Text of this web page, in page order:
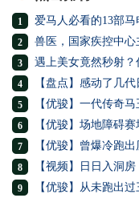
1 爱马人必看的13部
2 兽医，国家疾控中心
3 遇上美女竟然秒射
4 【盘点】感动了几
5 【优骏】一代传奇马
6 【优骏】场地障碍
7 【优骏】曾爆冷跑
8 【视频】日日入洞
9 【优骏】从未跑出